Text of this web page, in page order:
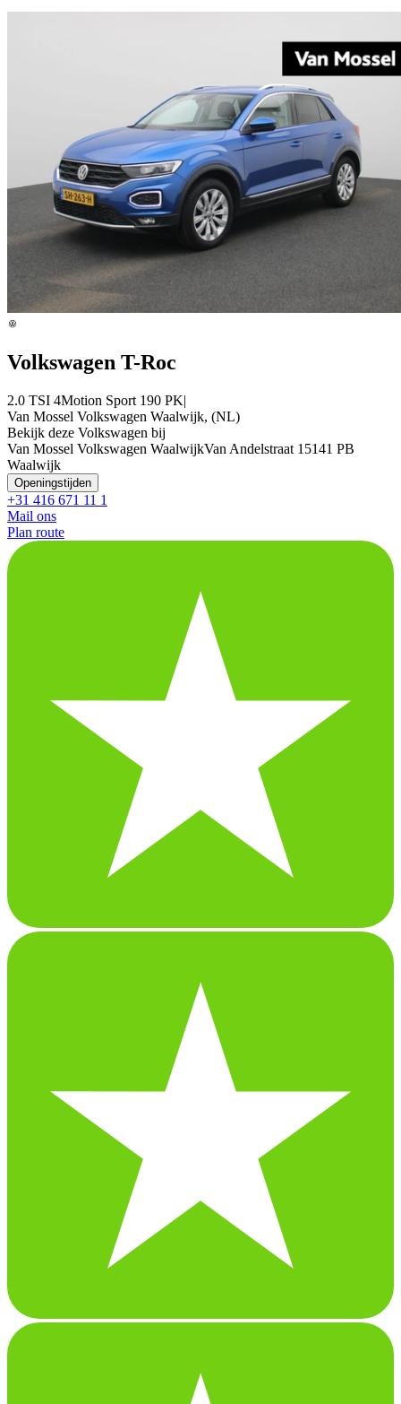
Volkswagen T-Roc
2.0 TSI 4Motion Sport 190 PK|
Van Mossel Volkswagen Waalwijk, (NL)
Bekijk deze Volkswagen bij
Van Mossel Volkswagen WaalwijkVan Andelstraat 1 5141 PB
Waalwijk
Openingstijden
+31 416 671 11 1
Mail ons
Plan route